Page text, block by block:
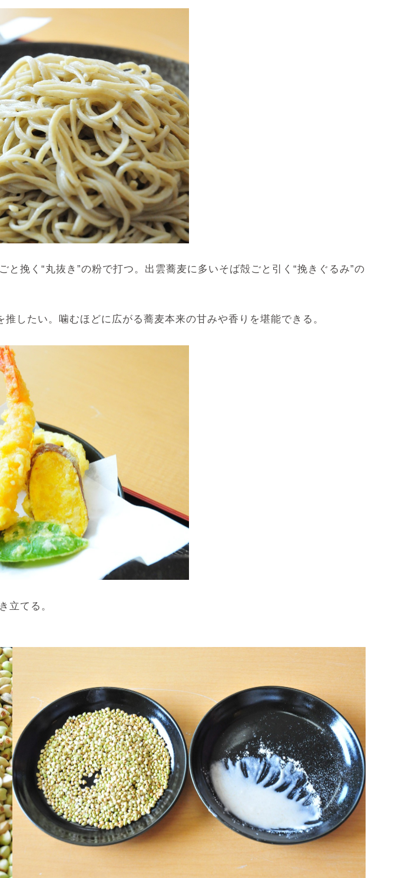
挽く“丸抜き”の粉で打つ。出雲蕎麦に多いそば殻ごと引く“挽きぐるみ”の
したい。噛むほどに広がる蕎麦本来の甘みや香りを堪能できる。
立てる。